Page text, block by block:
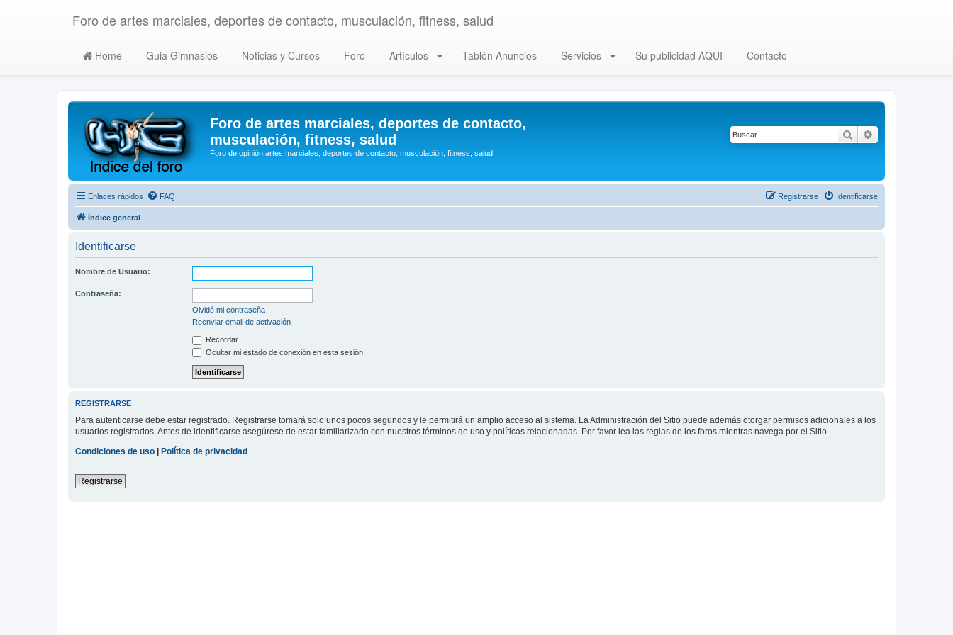
Foro de artes marciales, deportes de contacto, musculación, fitness, salud
Home Guia Gimnasios Noticias y Cursos Foro Artículos Tablón Anuncios Servicios Su publicidad AQUI Contacto
Foro de artes marciales, deportes de contacto,
musculación, fitness, salud
Foro de opinión artes marciales, deportes de contacto, musculación, fitness, salud
Buscar
Enlaces rápidos FAQ Identificarse
Registrarse
Índice general
Identificarse
Nombre de Usuario:
Contraseña:
Olvidé mi contraseña
Reenviar email de activación
Recordar
Ocultar mi estado de conexión en esta sesión
REGISTRARSE
Para autenticarse debe estar registrado. Registrarse tomará solo unos pocos segundos y le permitirá un amplio acceso al sistema. La Administración del Sitio puede además otorgar permisos adicionales a los
usuarios registrados. Antes de identificarse asegúrese de estar familiarizado con nuestros términos de uso y políticas relacionadas. Por favor lea las reglas de los foros mientras navega por el Sitio.
Condiciones de uso | Política de privacidad
Registrarse